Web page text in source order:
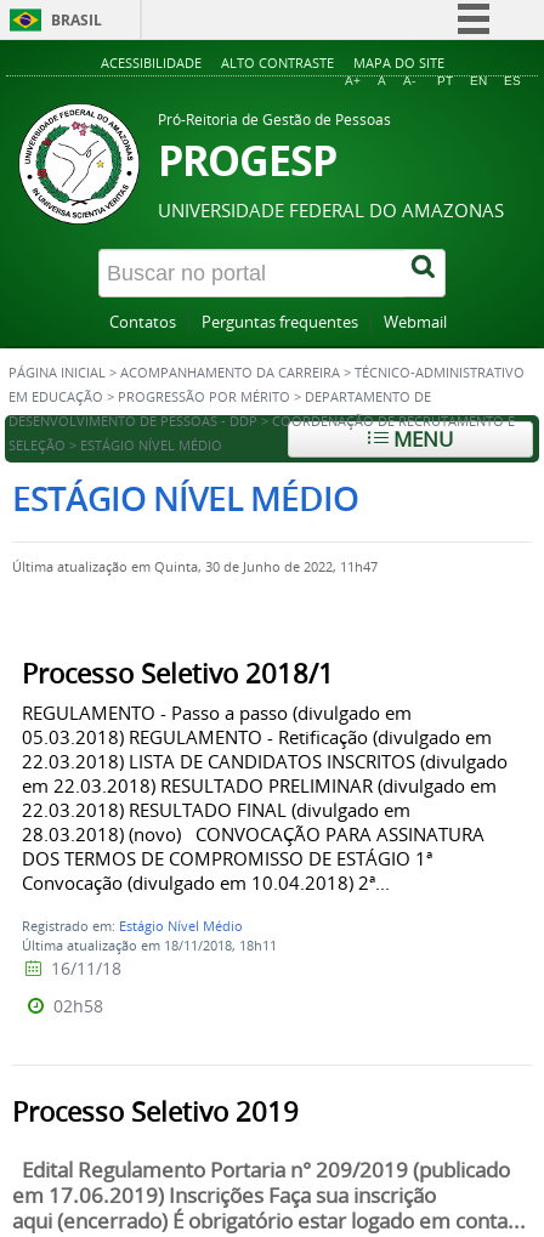
BRASIL
Simplifique!
Acesso à informação
Legislação
Canais
ACESSIBILIDADE ALTO CONTRASTE MAPA DO SITE
A+ A A- PT EN ES
Pró-Reitoria de Gestão de Pessoas
PROGESP
UNIVERSIDADE FEDERAL DO AMAZONAS
Contatos Perguntas frequentes Webmail
PÁGINA INICIAL > ACOMPANHAMENTO DA CARREIRA > TÉCNICO-ADMINISTRATIVO
EM EDUCAÇÃO > PROGRESSÃO POR MÉRITO > DEPARTAMENTO DE
DESENVOLVIMENTO DE PESSOAS - DDP > COORDENAÇÃO DE RECRUTAMENTO E
SELEÇÃO > ESTÁGIO NÍVEL MÉDIO MENU
ESTÁGIO NÍVEL MÉDIO
Última atualização em Quinta, 30 de Junho de 2022, 11h47
Processo Seletivo 2018/1
REGULAMENTO - Passo a passo (divulgado em
05.03.2018) REGULAMENTO - Retificação (divulgado em
22.03.2018) LISTA DE CANDIDATOS INSCRITOS (divulgado
em 22.03.2018) RESULTADO PRELIMINAR (divulgado em
22.03.2018) RESULTADO FINAL (divulgado em
28.03.2018) (novo) CONVOCAÇÃO PARA ASSINATURA
DOS TERMOS DE COMPROMISSO DE ESTÁGIO 1ª
Convocação (divulgado em 10.04.2018) 2ª...
Registrado em: Estágio Nível Médio
Última atualização em 18/11/2018, 18h11
16/11/18
02h58
Processo Seletivo 2019
Edital Regulamento Portaria n° 209/2019 (publicado
em 17.06.2019) Inscrições Faça sua inscrição
aqui (encerrado) É obrigatório estar logado em conta...